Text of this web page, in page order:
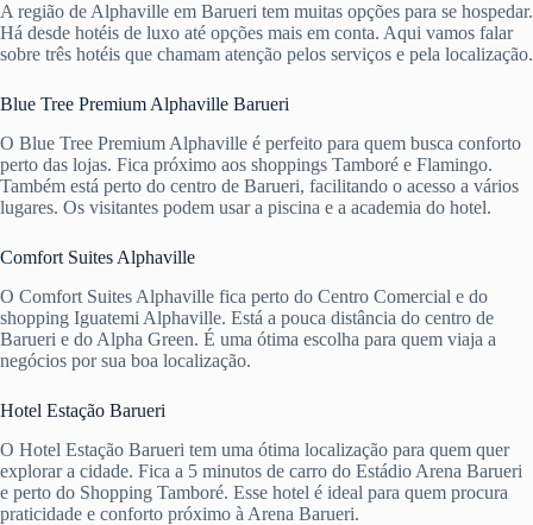
A região de Alphaville em Barueri tem muitas opções para se hospedar.
Há desde hotéis de luxo até opções mais em conta. Aqui vamos falar
sobre três hotéis que chamam atenção pelos serviços e pela localização.
Blue Tree Premium Alphaville Barueri
O Blue Tree Premium Alphaville é perfeito para quem busca conforto
perto das lojas. Fica próximo aos shoppings Tamboré e Flamingo.
Também está perto do centro de Barueri, facilitando o acesso a vários
lugares. Os visitantes podem usar a piscina e a academia do hotel.
Comfort Suites Alphaville
O Comfort Suites Alphaville fica perto do Centro Comercial e do
shopping Iguatemi Alphaville. Está a pouca distância do centro de
Barueri e do Alpha Green. É uma ótima escolha para quem viaja a
negócios por sua boa localização.
Hotel Estação Barueri
O Hotel Estação Barueri tem uma ótima localização para quem quer
explorar a cidade. Fica a 5 minutos de carro do Estádio Arena Barueri
e perto do Shopping Tamboré. Esse hotel é ideal para quem procura
praticidade e conforto próximo à Arena Barueri.